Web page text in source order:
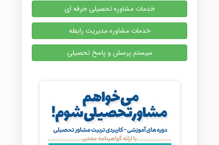
خدمات مشاوره تحصیلی حرفه ای
خدمات مشاوره مدیریت رابطه
سیستم پرسش و پاسخ تحصیلی